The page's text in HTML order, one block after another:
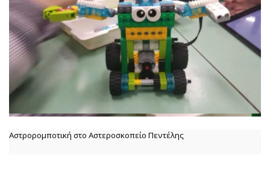
Αστρορομποτική στο Αστεροσκοπείο Πεντέλης